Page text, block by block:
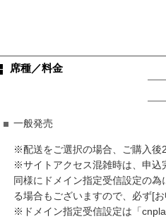
席種／料金
一般発売
※配送をご選択の場合、ご購入後
※サイトアクセス混雑時は、申込
同様にドメイン指定受信設定の
る場合もございますので、必ず[
※ドメイン指定受信設定は「